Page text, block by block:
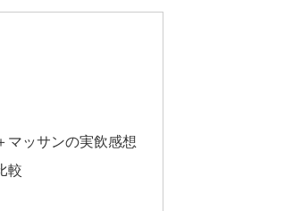
マッサンの実飲感想
較